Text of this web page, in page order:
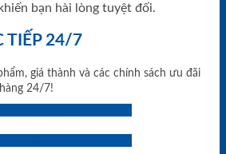
bạn hài lòng tuyệt đối.
TIẾP 24/7
giá thành và các chính sách ưu đãi
24/7!